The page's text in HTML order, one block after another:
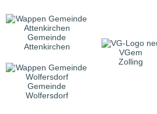
Gemeinde
Attenkirchen
VGem
Zolling
Gemeinde
Wolfersdorf